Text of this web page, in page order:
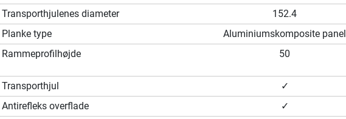
Transporthjulenes diameter
152.4
Planke type
Aluminiumskomposite panel
Rammeprofilhøjde
50
Transporthjul
✓
Antirefleks overflade
✓